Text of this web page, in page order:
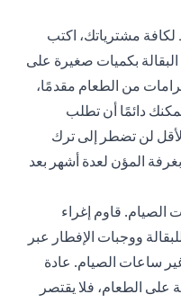
مشترياتك، اكتب
البقالة بكميات صغيرة على
من الطعام مقدمًا،
المتاجر التي تعمل 24/7، يمكنك دائمًا أن تطلب
لن تضطر إلى ترك
المؤن لعدة أشهر بعد
الصيام. قاوم إغراء
ووجبات الإفطار عبر
ساعات الصيام. عادة
على الطعام، فلا يقتصر